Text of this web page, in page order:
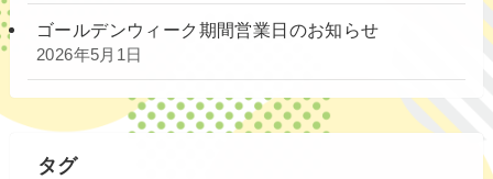
ゴールデンウィーク期間営業日のお知らせ
2026年5月1日
タグ